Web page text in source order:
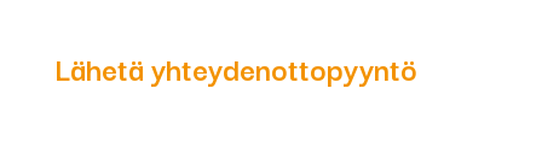
Lähetä yhteydenottopyyntö